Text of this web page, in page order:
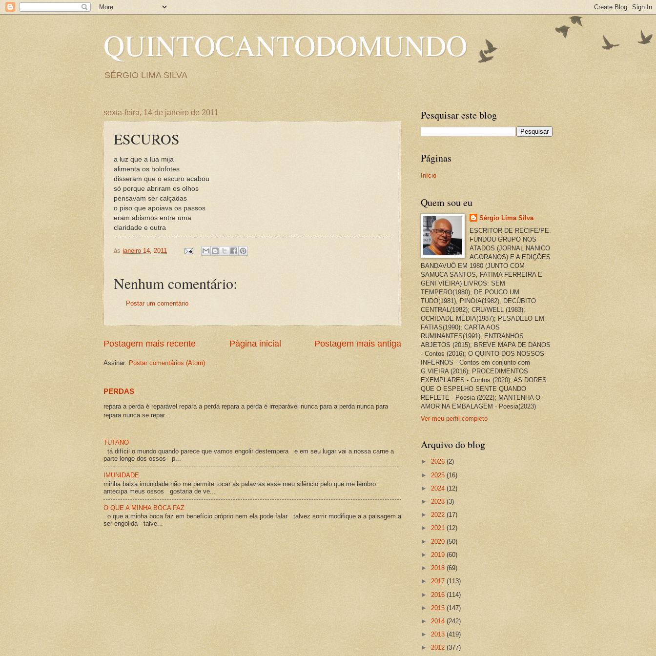
QUINTOCANTODOMUNDO
SÉRGIO LIMA SILVA
sexta-feira, 14 de janeiro de 2011
ESCUROS
a luz que a lua mija
alimenta os holofotes
disseram que o escuro acabou
só porque abriram os olhos
pensavam ser calçadas
o piso que apoiava os passos
eram abismos entre uma
claridade e outra
às janeiro 14, 2011
Nenhum comentário:
Postar um comentário
Postagem mais recente Postagem mais antiga
Página inicial
Assinar: Postar comentários (Atom)
PERDAS
repara a perda é reparável repara a perda repara a perda é irreparável nunca para a perda nunca para
repara nunca se repar...
TUTANO
tá difícil o mundo quando parece que vamos engolir destempera e em seu lugar vai a nossa carne a
parte longe dos ossos p...
IMUNIDADE
minha baixa imunidade não me permite tocar as palavras esse meu silêncio pelo que me lembro
antecipa meus ossos gostaria de ve...
O QUE A MINHA BOCA FAZ
o que a minha boca faz em benefício próprio nem ela pode falar talvez sorrir modifique a a paisagem a
ser engolida talve...
Pesquisar este blog
Páginas
Início
Quem sou eu
Sérgio Lima Silva
ESCRITOR DE RECIFE/PE.
FUNDOU GRUPO NOS
ATADOS (JORNAL NANICO
AGORANOS) E A EDIÇÕES
BANDAVUÔ EM 1980 (JUNTO COM
SAMUCA SANTOS, FATIMA FERREIRA E
GENI VIEIRA) LIVROS: SEM
TEMPERO(1980); DE POUCO UM
TUDO(1981); PINÓIA(1982); DECÚBITO
CENTRAL(1982); CRU/WELL (1983);
OCRIDADE MÉDIA(1987); PESADELO EM
FATIAS(1990); CARTA AOS
RUMINANTES(1991); ENTRANHOS
ABJETOS (2015); BREVE MAPA DE DANOS
- Contos (2016); O QUINTO DOS NOSSOS
INFERNOS - Contos em conjunto com
G.VIEIRA (2016); PROCEDIMENTOS
EXEMPLARES - Contos (2020); AS DORES
QUE O ESPELHO SENTE QUANDO
REFLETE - Poesia (2022); MANTENHA O
AMOR NA EMBALAGEM - Poesia(2023)
Ver meu perfil completo
Arquivo do blog
► 2026 (2)
► 2025 (16)
► 2024 (12)
► 2023 (3)
► 2022 (17)
► 2021 (12)
► 2020 (50)
► 2019 (60)
► 2018 (69)
► 2017 (113)
► 2016 (114)
► 2015 (147)
► 2014 (242)
► 2013 (419)
► 2012 (377)